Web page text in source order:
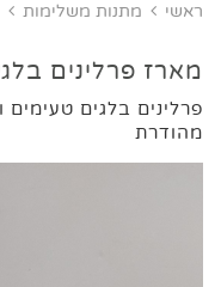
ראשי מתנות משלימות
מארז פרלינים
מהודרת